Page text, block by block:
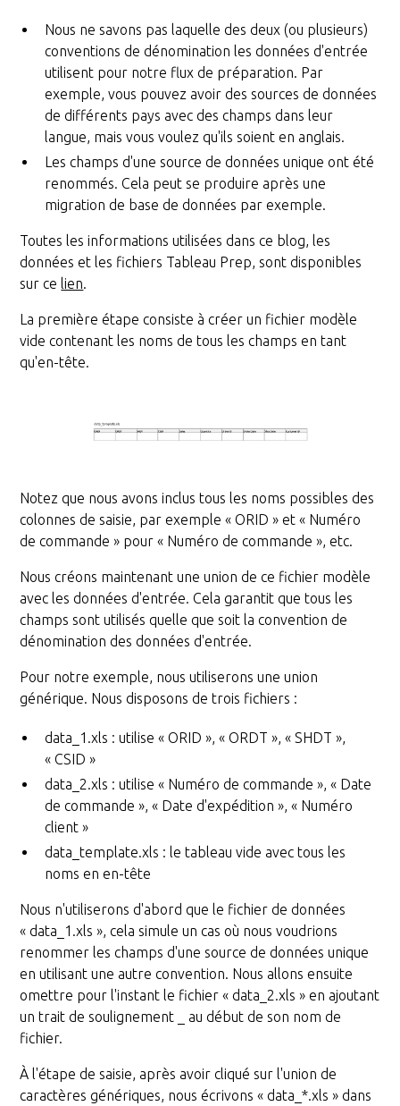
Nous ne savons pas laquelle des deux (ou plusieurs)
conventions de dénomination les données d'entrée
utilisent pour notre flux de préparation. Par
exemple, vous pouvez avoir des sources de données
de différents pays avec des champs dans leur
langue, mais vous voulez qu'ils soient en anglais.
Les champs d'une source de données unique ont été
renommés. Cela peut se produire après une
migration de base de données par exemple.
Toutes les informations utilisées dans ce blog, les
données et les fichiers Tableau Prep, sont disponibles
sur celien.
La première étape consiste à créer un fichier modèle
vide contenant les noms de tous les champs en tant
qu'en-tête.
Notez que nous avons inclus tous les noms possibles des
colonnes de saisie, par exemple « ORID » et « Numéro
de commande » pour « Numéro de commande », etc.
Nous créons maintenant une union de ce fichier modèle
avec les données d'entrée. Cela garantit que tous les
champs sont utilisés quelle que soit la convention de
dénomination des données d'entrée.
Pour notre exemple, nous utiliserons une union
générique. Nous disposons de trois fichiers :
data_1.xls : utilise « ORID », « ORDT », « SHDT »,
« CSID »
data_2.xls : utilise « Numéro de commande », « Date
de commande », « Date d'expédition », « Numéro
client »
data_template.xls : le tableau vide avec tous les
noms en en-tête
Nous n'utiliserons d'abord que le fichier de données
« data_1.xls », cela simule un cas où nous voudrions
renommer les champs d'une source de données unique
en utilisant une autre convention. Nous allons ensuite
omettre pour l'instant le fichier « data_2.xls » en ajoutant
un trait de soulignement _ au début de son nom de
fichier.
À l'étape de saisie, après avoir cliqué sur l'union de
caractères génériques, nous écrivons « data_*.xls » dans